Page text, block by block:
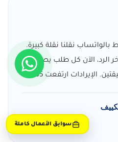
نقلنا نقلة كبيرة.
الرد، الآن كل طلب يصلنا
الإيرادات ارتفعت 65%.
سوابق الأعمال كاملة